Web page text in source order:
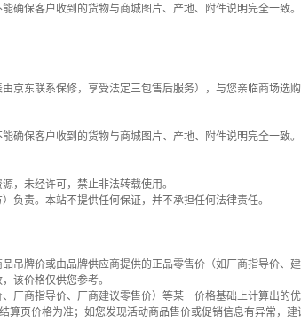
确保客户收到的货物与商城图片、产地、附件说明完全一
京东联系保修，享受法定三包售后服务），与您亲临商场选
确保客户收到的货物与商城图片、产地、附件说明完全一
，未经许可，禁止非法转载使用。
负责。本站不提供任何保证，并不承担任何法律责任。
吊牌价或由品牌供应商提供的正品零售价（如厂商指导价
该价格仅供您参考。
商指导价、厂商建议零售价）等某一价格基础上计算出的
页价格为准；如您发现活动商品售价或促销信息有异常，建